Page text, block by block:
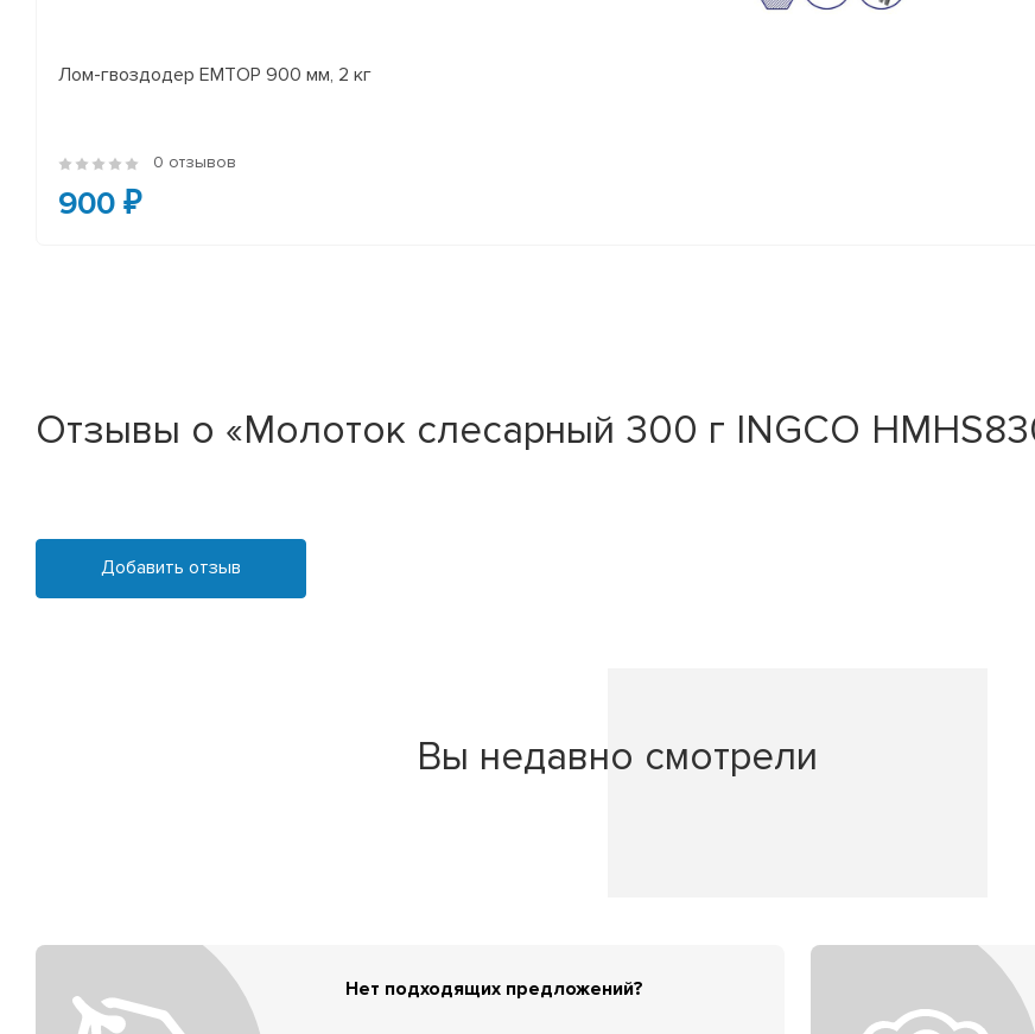
Лом-гвоздодер EMTOP 900 мм, 2 кг
0 отзывов
900 ₽
Отзывы о «Молоток слесарный 300 г INGCO
Добавить отзыв
Вы недавно смотрели
Нет подходящих предложений?